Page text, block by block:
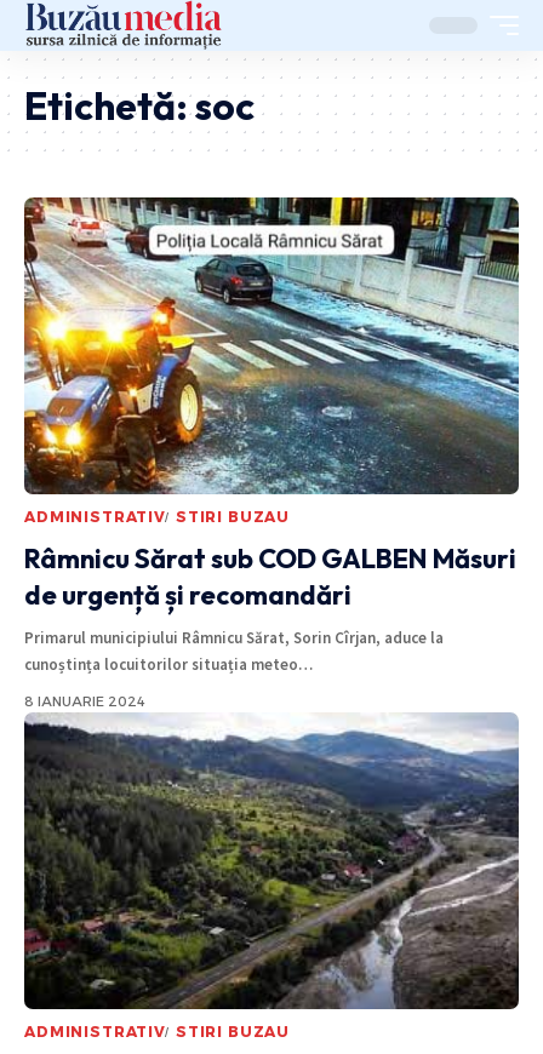
Etichetă:soc
ADMINISTRATIV STIRI BUZAU
Râmnicu Sărat subCOD GALBEN Măsuri
de urgență și recomandări
Primarul municipiului Râmnicu Sărat, Sorin Cîrjan, aduce la
cunoștința locuitorilor situația meteo…
8 IANUARIE 2024
ADMINISTRATIV STIRI BUZAU